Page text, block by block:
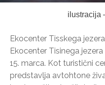
ilustracija
Ekocenter Tisskega
Ekocenter Tisinega
15. marca. Kot turistični
predstavlja avtohtone